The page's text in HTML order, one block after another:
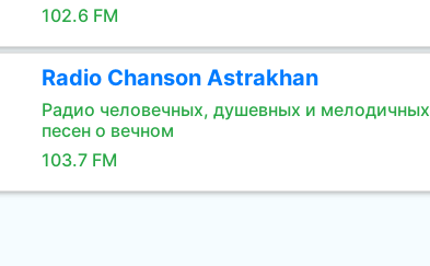
102.6 FM
Radio Chanson Astrakhan
Радио человечных, душевных и мелодичных
песен о вечном
103.7 FM